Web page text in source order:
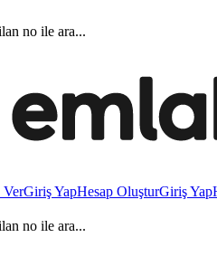
no ile ara...
VerGiriş YapHesap OluşturGiriş Yap
no ile ara...